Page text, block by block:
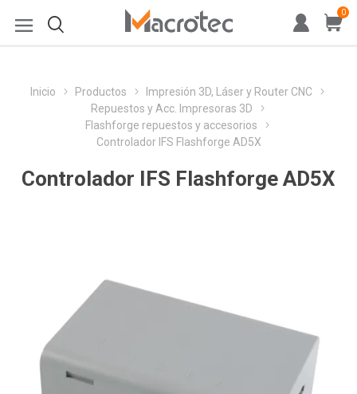
0
Inicio Productos
Impresión 3D, Láser y Router CNC
Repuestos y Acc. Impresoras 3D
Flashforge repuestos y accesorios
Controlador IFS Flashforge AD5X
Controlador IFS Flashforge AD5X